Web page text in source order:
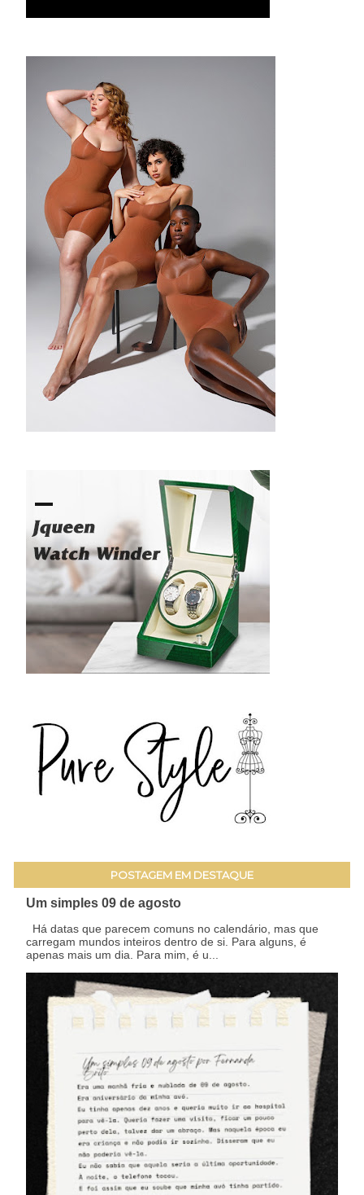
POSTAGEM EM DESTAQUE
Um simples 09 de agosto
Há datas que parecem comuns no calendário, mas que
carregam mundos inteiros dentro de si. Para alguns, é
apenas mais um dia. Para mim, é u...